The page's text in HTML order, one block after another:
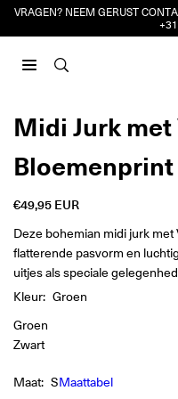
VRAGEN? NEEM GERUST
Midi Jurk met
Bloemenprint
Reguliere
prijs
€49,95 EUR
Deze bohemian midi jurk
flatterende pasvorm en
uitjes als speciale
Kleur: Groen
Groen
Zwart
Maat: SMaattabel